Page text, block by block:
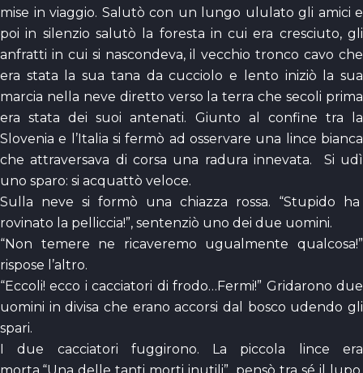
mise in viaggio. Salutò con un lungo ululato gli amici e
poi in silenzio salutò la foresta in cui era cresciuto, gli
anfratti in cui si nascondeva, il vecchio tronco cavo che
era stata la sua tana da cucciolo e lento iniziò la sua
marcia nella neve diretto verso la terra che secoli prima
era stata dei suoi antenati. Giunto al confine tra la
Slovenia e l’Italia si fermò ad osservare una lince bianca
che attraversava di corsa una radura innevata. Si udì
uno sparo: si acquattò veloce.
Sulla neve si formò una chiazza rossa. “Stupido ha
rovinato la pelliccia!”, sentenziò uno dei due uomini.
“Non temere ne ricaveremo ugualmente qualcosa!”
rispose l’altro.
“Eccoli! ecco i cacciatori di frodo…Fermi!” Gridarono due
uomini in divisa che erano accorsi dal bosco udendo gli
spari.
I due cacciatori fuggirono. La piccola lince era